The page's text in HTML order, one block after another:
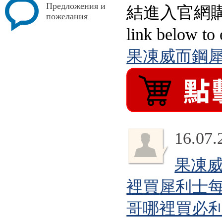
Предложения и
пожелания
結進入官網
link below to
果凍威而鋼
果凍
裡買犀利士
哥哪裡買必